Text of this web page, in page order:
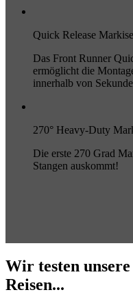
Quick Release
Das Front Runner
ermöglicht die
innerhalb von
270° Heavy-Duty
Die erste 270 Grad
Stangen auskommt!
Wir testen
Reisen...